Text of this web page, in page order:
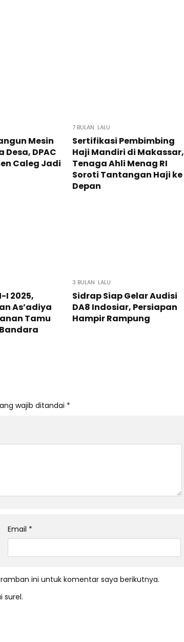
Mesin
DPAC
Caleg Jadi
7 BULAN LALU
Sertifikasi Pembimbing
Haji Mandiri di Makassar,
Tenaga Ahli Menag RI
Soroti Tantangan Haji ke
Depan
I 2025,
As’adiya
Tamu
3 BULAN LALU
Sidrap Siap Gelar Audisi
DA8 Indosiar, Persiapan
Hampir Rampung
wajib ditandai *
Email *
ini untuk komentar saya berikutnya.
surel.